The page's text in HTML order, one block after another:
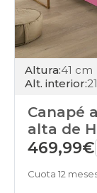
Altura:41 cm
Alt. interior:
Canapé
alta de
469,99€
Cuota 12